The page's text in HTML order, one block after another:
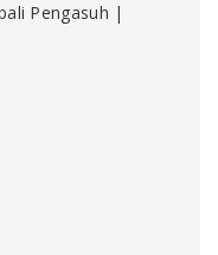
Pengasuh |